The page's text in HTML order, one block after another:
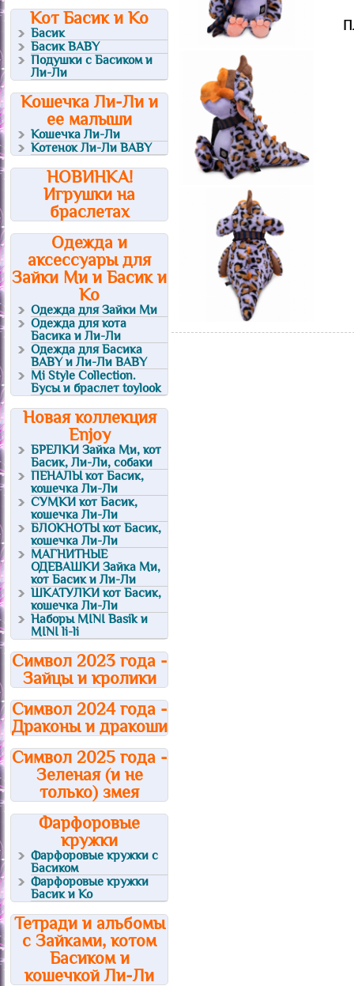
Кот Басик и Ко
Басик
Басик BABY
Подушки с Басиком и
Ли-Ли
Кошечка Ли-Ли и
ее малыши
Кошечка Ли-Ли
Котенок Ли-Ли BABY
НОВИНКА!
Игрушки на
браслетах
Одежда и
аксессуары для
Зайки Ми и Басик и
Ко
Одежда для Зайки Ми
Одежда для кота
Басика и Ли-Ли
Одежда для Басика
BABY и Ли-Ли BABY
Mi Style Collection.
Бусы и браслет toylook
Новая коллекция
Enjoy
БРЕЛКИ Зайка Ми, кот
Басик, Ли-Ли, собаки
ПЕНАЛЫ кот Басик,
кошечка Ли-Ли
СУМКИ кот Басик,
кошечка Ли-Ли
БЛОКНОТЫ кот Басик,
кошечка Ли-Ли
МАГНИТНЫЕ
ОДЕВАШКИ Зайка Ми,
кот Басик и Ли-Ли
ШКАТУЛКИ кот Басик,
кошечка Ли-Ли
Наборы MINI Basik и
MINI li-li
Символ 2023 года -
Зайцы и кролики
Символ 2024 года -
Драконы и дракоши
Символ 2025 года -
Зеленая (и не
только) змея
Фарфоровые
кружки
Фарфоровые кружки с
Басиком
Фарфоровые кружки
Басик и Ко
Тетради и альбомы
с Зайками, котом
Басиком и
кошечкой Ли-Ли